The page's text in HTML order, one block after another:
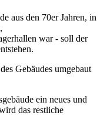
aus den 70er Jahren, in
war - soll der
Gebäudes umgebaut
ein neues und
das restliche